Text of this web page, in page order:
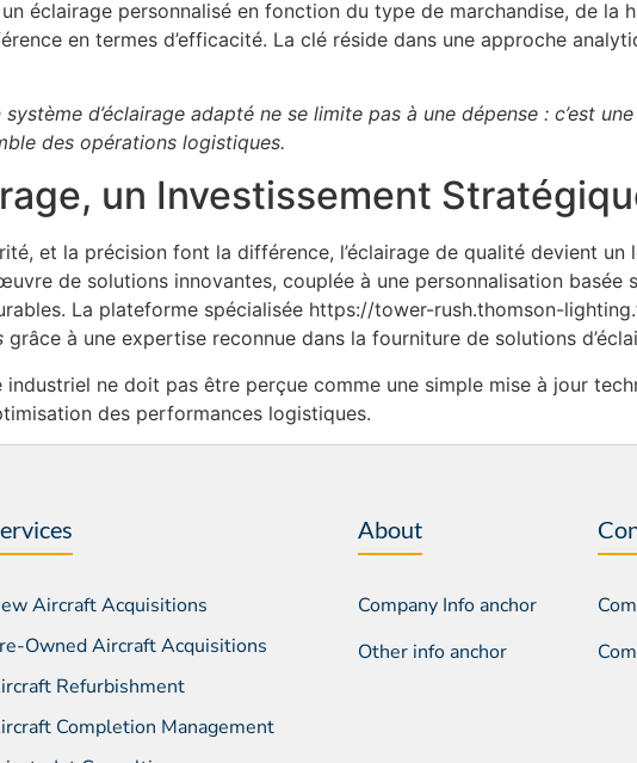
éclairage personnalisé en fonction du type de marchandise, de la
en termes d’efficacité. La clé réside dans une approche
d’éclairage adapté ne se limite pas à une dépense : c’est
des opérations logistiques.
un Investissement
et la précision font la différence, l’éclairage de qualité devient
de solutions innovantes, couplée à une personnalisation basée
La plateforme spécialisée https://tower-rush.thomson-
grâce à une expertise reconnue dans la fourniture de solutions
industriel ne doit pas être perçue comme une simple mise à jour
des performances logistiques.
Aircraft Acquisitions
Owned Aircraft Acquisitions
Refurbishment
Completion Management
About
Company Info anchor
Other info anchor